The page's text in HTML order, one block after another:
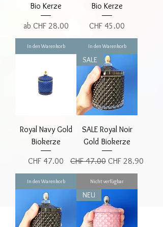
Bio Kerze
ab CHF 28.00
Sale-Preis
In den Warenkorb
Bio Kerze
Preis
CHF 45.00
In den Warenkorb
Royal Navy Gold
Biokerze
Preis
CHF 47.00
In den Warenkorb
SALE
SALE Royal Noir
Gold Biokerze
Standardpreis
CHF 47.00 Sale-Preis
CHF 28.90
Nicht verfügbar
NEU